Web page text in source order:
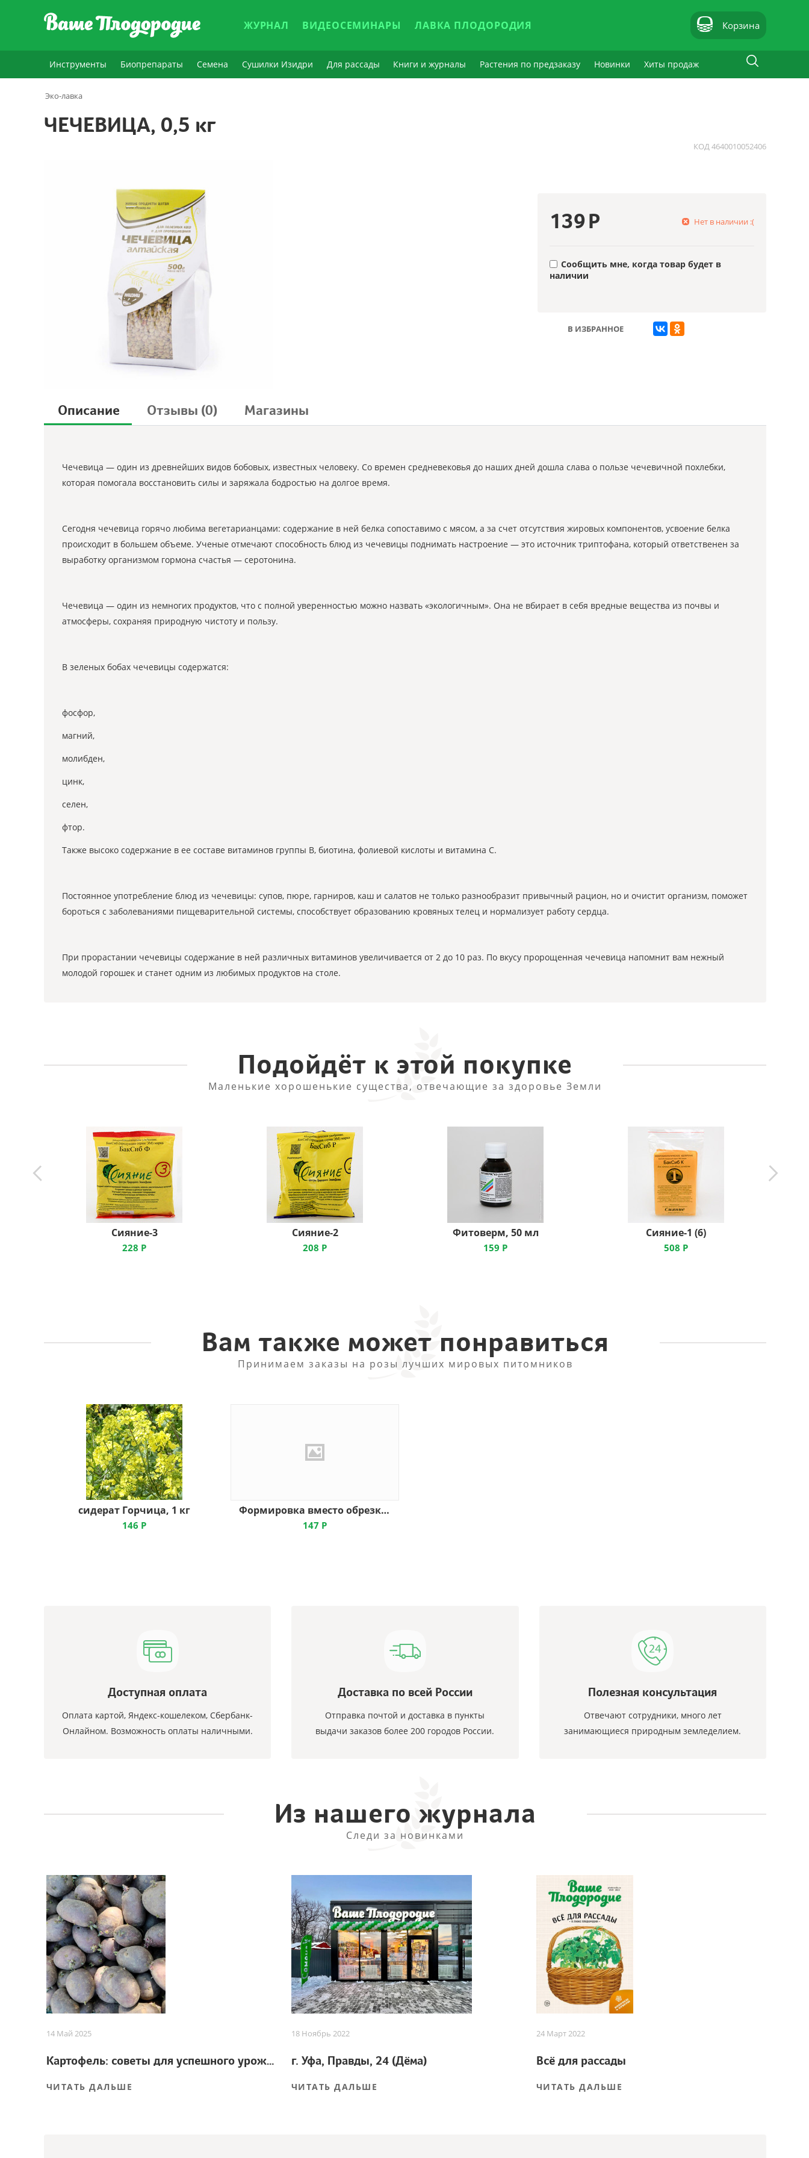
ЖУРНАЛ ВИДЕОСЕМИНАРЫ ЛАВКА ПЛОДОРОДИЯ Корзина
Инструменты Биопрепараты Семена Сушилки Изидри Для рассады Книги и журналы Растения по предзаказу Новинки Хиты продаж
Эко-лавка
ЧЕЧЕВИЦА, 0,5 кг
КОД4640010052406
139Р Нет в наличии :(
Сообщить мне, когда товар будет в
наличии
В ИЗБРАННОЕ
Описание Отзывы (0) Магазины
Чечевица — один из древнейших видов бобовых, известных человеку. Со времен средневековья до наших дней дошла слава о пользе чечевичной похлебки,
которая помогала восстановить силы и заряжала бодростью на долгое время.
Сегодня чечевица горячо любима вегетарианцами: содержание в ней белка сопоставимо с мясом, а за счет отсутствия жировых компонентов, усвоение белка
происходит в большем объеме. Ученые отмечают способность блюд из чечевицы поднимать настроение — это источник триптофана, который ответственен за
выработку организмом гормона счастья — серотонина.
Чечевица — один из немногих продуктов, что с полной уверенностью можно назвать «экологичным». Она не вбирает в себя вредные вещества из почвы и
атмосферы, сохраняя природную чистоту и пользу.
В зеленых бобах чечевицы содержатся:
фосфор,
магний,
молибден,
цинк,
селен,
фтор.
Также высоко содержание в ее составе витаминов группы B, биотина, фолиевой кислоты и витамина С.
Постоянное употребление блюд из чечевицы: супов, пюре, гарниров, каш и салатов не только разнообразит привычный рацион, но и очистит организм, поможет
бороться с заболеваниями пищеварительной системы, способствует образованию кровяных телец и нормализует работу сердца.
При прорастании чечевицы содержание в ней различных витаминов увеличивается от 2 до 10 раз. По вкусу пророщенная чечевица напомнит вам нежный
молодой горошек и станет одним из любимых продуктов на столе.
Подойдёт к этой покупке
Маленькие хорошенькие существа, отвечающие за здоровье Земли
Сияние-3
228 Р
Сияние-2
208 Р
Фитоверм, 50 мл
159 Р
Сияние-1 (6)
508 Р
Вам также может понравиться
Принимаем заказы на розы лучших мировых питомников
сидерат Горчица, 1 кг
146 Р
Формировка вместо обрезки, мягк
147 Р
Доступная оплата
Оплата картой, Яндекс-кошелеком, Сбербанк-
Онлайном. Возможность оплаты наличными.
Доставка по всей России
Отправка почтой и доставка в пункты
выдачи заказов более 200 городов России.
Полезная консультация
Отвечают сотрудники, много лет
занимающиеся природным земледелием.
Из нашего журнала
Следи за новинками
14 Май 2025
Картофель: советы для успешного урожая
ЧИТАТЬ ДАЛЬШЕ
18 Ноябрь 2022
г. Уфа, Правды, 24 (Дёма)
ЧИТАТЬ ДАЛЬШЕ
24 Март 2022
Всё для рассады
ЧИТАТЬ ДАЛЬШЕ